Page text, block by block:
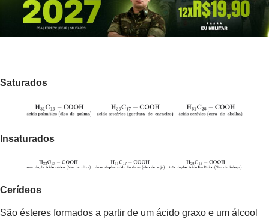
Saturados
Insaturados
Cerídeos
São ésteres formados a partir de um ácido graxo e um álcool